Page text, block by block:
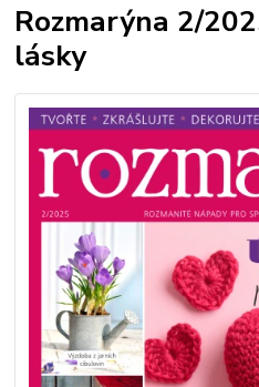
Rozmarýna 2/
lásky